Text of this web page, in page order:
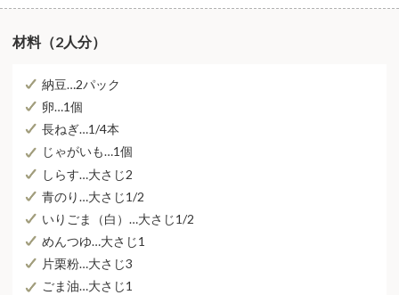
材料（2人分）
納豆…2パック
卵…1個
長ねぎ…1/4本
じゃがいも…1個
しらす…大さじ2
青のり…大さじ1/2
いりごま（白）…大さじ1/2
めんつゆ…大さじ1
片栗粉…大さじ3
ごま油…大さじ1